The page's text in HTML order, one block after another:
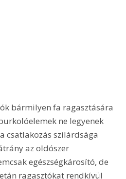
bármilyen fa ragasztására
ne legyenek
csatlakozás szilárdsága
az oldószer
egészségkárosító, de
ragasztókat rendkívül